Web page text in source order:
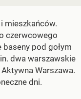
mieszkańców.
czerwcowego
pod gołym
dwa warszawskie
Warszawa.
dni.